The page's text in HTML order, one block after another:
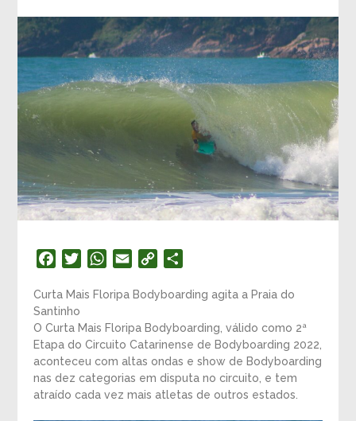
FacebookTwitterWhatsApp
Email Copy
Curta Mais Floripa Bodyboarding agita a Praia do
Santinho
O Curta Mais Floripa Bodyboarding, válido como 2ª
Etapa do Circuito Catarinense de Bodyboarding 2022,
aconteceu com altas ondas e show de Bodyboarding
nas dez categorias em disputa no circuito, e tem
atraído cada vez mais atletas de outros estados.